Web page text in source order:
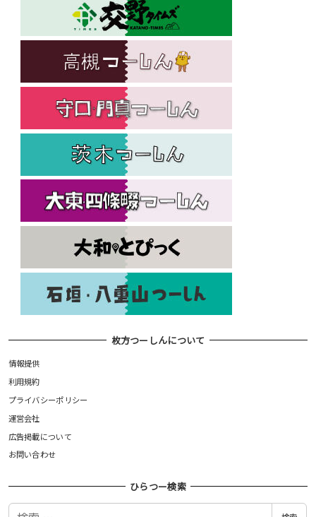
枚方つーしんについて
情報提供
利用規約
プライバシーポリシー
運営会社
広告掲載について
お問い合わせ
ひらつー検索
検